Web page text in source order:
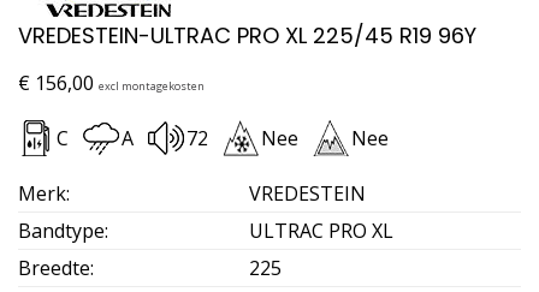
VREDESTEIN-ULTRAC PRO XL 225/45 R19 96Y
€ 156,00 excl montagekosten
C A 72 Nee Nee
Merk:
VREDESTEIN
Bandtype:
ULTRAC PRO XL
Breedte:
225